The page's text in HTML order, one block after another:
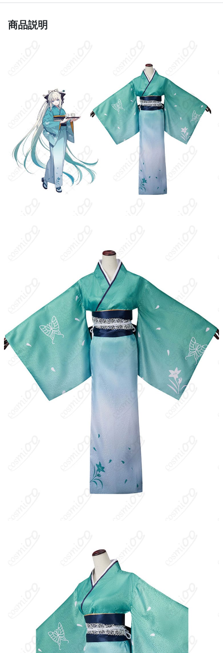
の女王
イメージ
（素材は生産ロットや工芸のアップグレー
ドによって変更される場合があります。）
セット内容
和服、帯、背部蝶結び、紐飾り、髪飾り
（セット内容は生産ロットによって変更さ
れる場合があります。）
サイズ
S、M、L、XL、XXL
発送予定
加工に7～15営業日、配送に5～7営業日（※
土日祝除く）、合計で12～22営業日程度で
お届け
クレジットカード（VISA、Master、JCB、
ハンガーに吊るす、収納ケースに入れる、
衣装袋に保管
商品状態
新品未使用
洗濯方法
手洗い推奨、漂白不可
『Fate/Grand Order』に登場するサーヴァント。アーサー王伝説
における魔女モルガン・ル・フェを下敷きとし、FGOでは異聞帯
ブリテン（妖精國）を統べる女王として描かれる。苛烈かつ合理
的な統治で妖精たちの秩序を維持し、人理側と対峙する強大な存
在。ゲームでは星5バーサーカーとして実装。なお「京都利休園コ
ラボ衣装」は外部ブランドとのコラボによる和装アレンジのコス
プレ向けデザインで、ゲーム内の標準衣装とは異なるコラボ版デ
ザインにあたる。
：出自：アーサー王伝説の妖姫モルガン。FGO
では妖精國ブリテンの支配者。 クラス：バーサーカー。 人物像：
冷静沈着で苛烈な現実主義者。威厳ある振る舞いで国と民の存続
を最優先に据える一方、内面には庇護や責務に根差した情も併せ
持つ。権威的で近寄り難いが、目的のために徹底して行動するタ
商品説明